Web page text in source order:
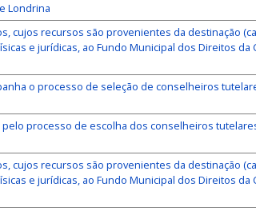
Londrina
cujos recursos são provenientes da destinação
e jurídicas, ao Fundo Municipal dos Direitos da
o processo de seleção de conselheiros
processo de escolha dos conselheiros
cujos recursos são provenientes da destinação
e jurídicas, ao Fundo Municipal dos Direitos da